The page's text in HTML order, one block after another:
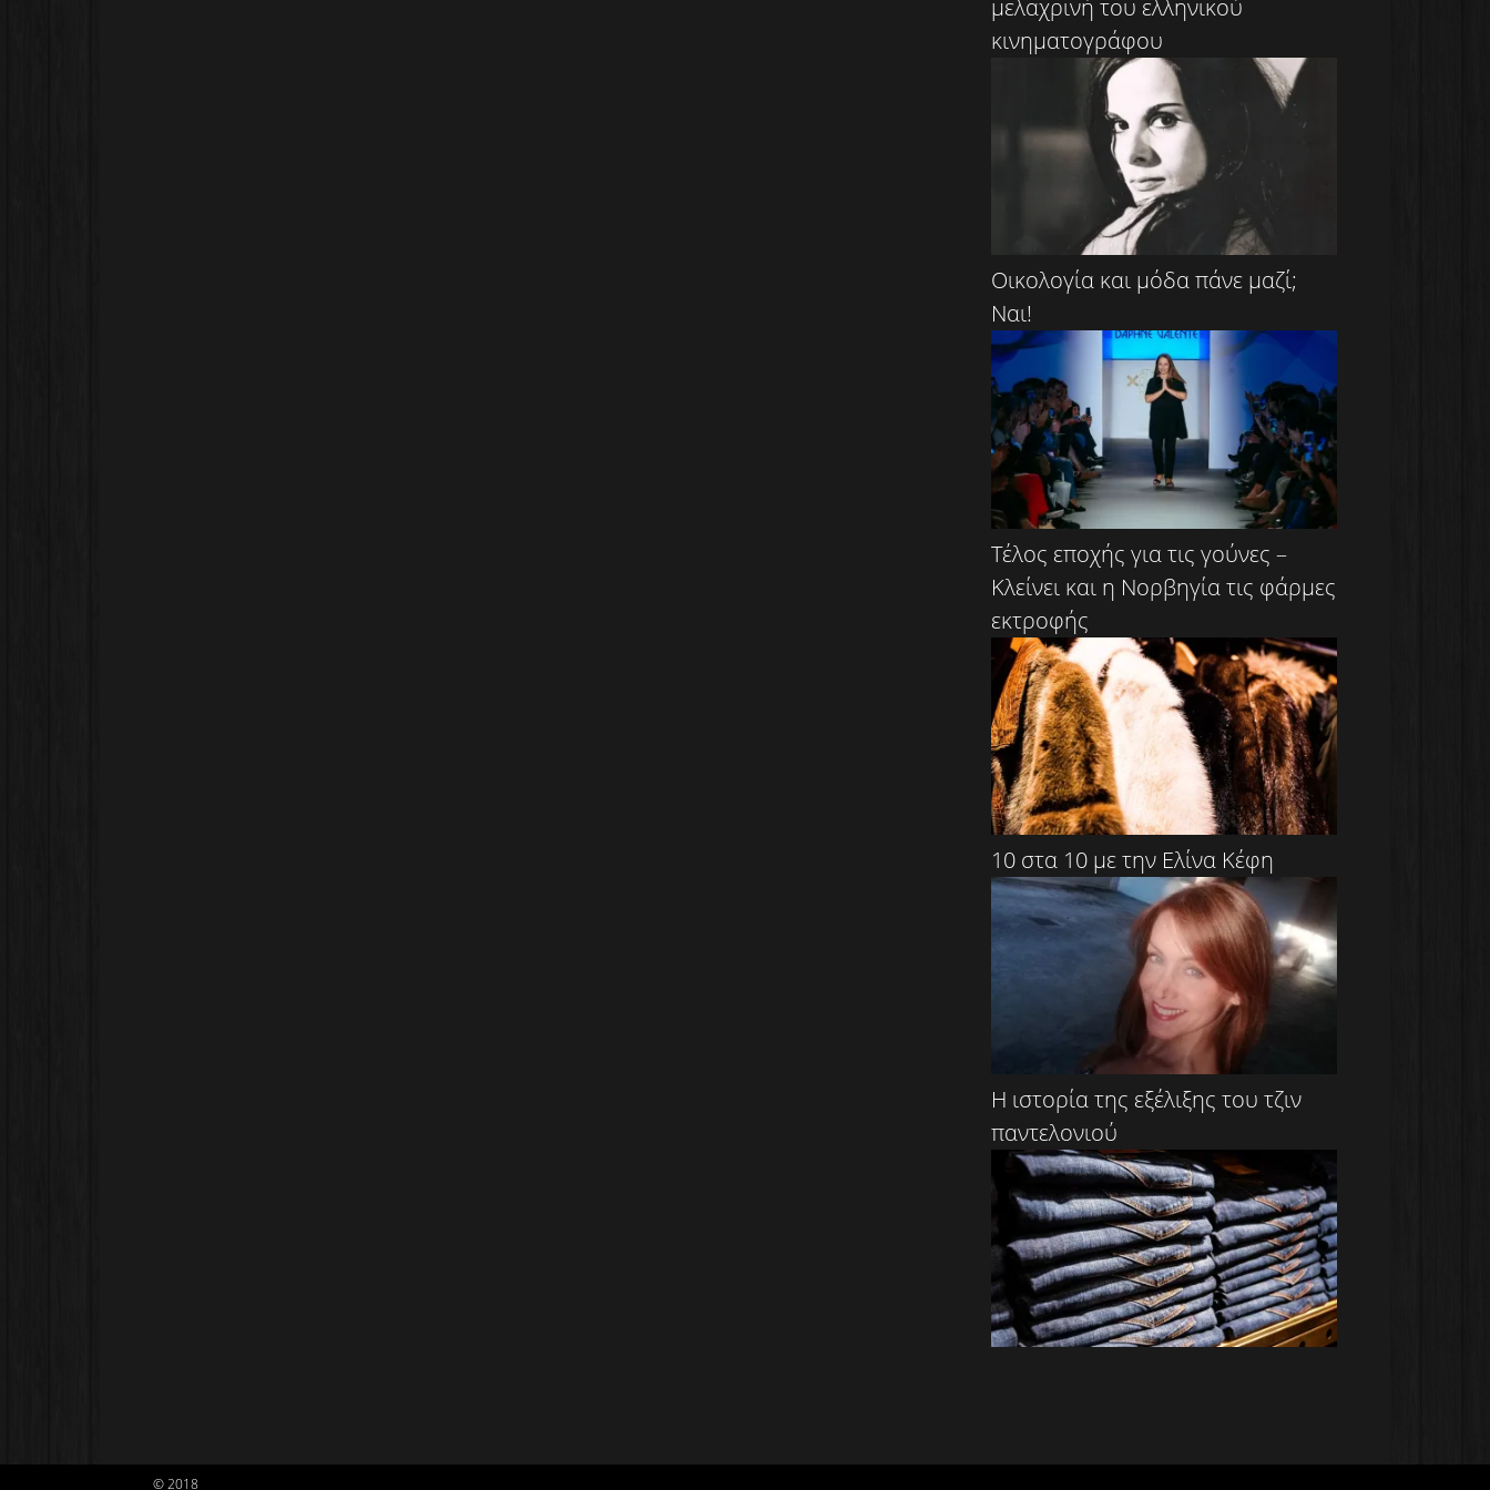
μελαχρινή του ελληνικού
κινηματογράφου
Οικολογία και μόδα πάνε μαζί;
Ναι!
Τέλος εποχής για τις γούνες –
Κλείνει και η Νορβηγία τις φάρμες
εκτροφής
10 στα 10 με την Ελίνα Κέφη
Η ιστορία της εξέλιξης του τζιν
παντελονιού
© 2018